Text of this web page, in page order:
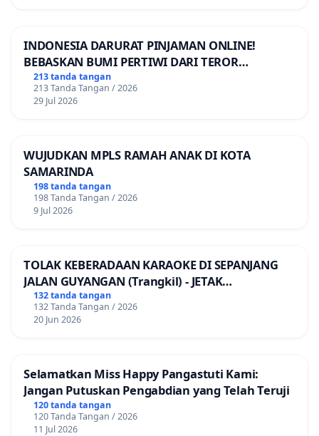
INDONESIA DARURAT PINJAMAN ONLINE!
BEBASKAN BUMI PERTIWI DARI TEROR
PINJAMAN ONLINE! TUTUP PINJOL!
213 tanda tangan
213 Tanda Tangan / 2026
29 Jul 2026
WUJUDKAN MPLS RAMAH ANAK DI KOTA
SAMARINDA
198 tanda tangan
198 Tanda Tangan / 2026
9 Jul 2026
TOLAK KEBERADAAN KARAOKE DI SEPANJANG
JALAN GUYANGAN (Trangkil) - JETAK
(Wedarijaksa) Kab. PATI
132 tanda tangan
132 Tanda Tangan / 2026
20 Jun 2026
Selamatkan Miss Happy Pangastuti Kami:
Jangan Putuskan Pengabdian yang Telah Teruji
120 tanda tangan
120 Tanda Tangan / 2026
11 Jul 2026